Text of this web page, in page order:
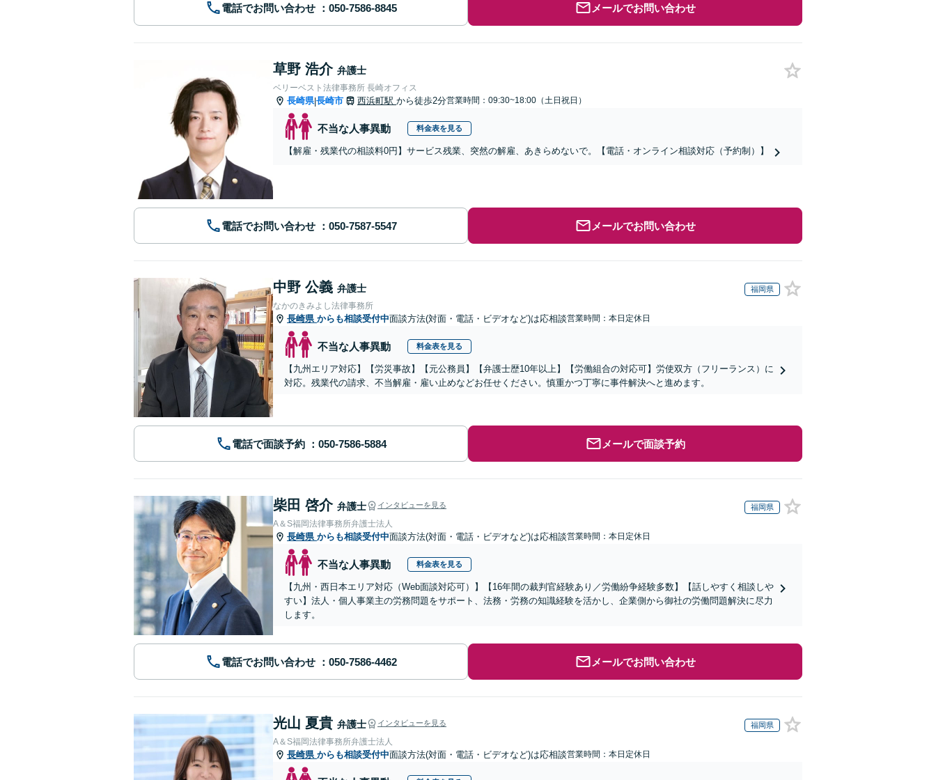
電話でお問い合わせ メールでお問い合わせ
草野 浩介 弁護士
ベリーベスト法律事務所 長崎オフィス
長崎県|長崎市 西浜町駅 から徒歩2分営業時間：09:30~18:00（土日祝日）
不当な人事異動 料金表を見る
【解雇・残業代の相談料0円】サービス残業、突然の解雇、あきらめないで。【電話・オンライン相談対応（予約制）】
電話でお問い合わせ メールでお問い合わせ
中野 公義 弁護士 福岡県
なかのきみよし法律事務所
長崎県 からも相談受付中面談方法(対面・電話・ビデオなど)は応相談営業時間：本日定休日
不当な人事異動 料金表を見る
【九州エリア対応】【労災事故】【元公務員】【弁護士歴10年以上】【労働組合の対応可】労使双方（フリーランス）に
対応。残業代の請求、不当解雇・雇い止めなどお任せください。慎重かつ丁寧に事件解決へと進めます。
電話で面談予約 メールで面談予約
柴田 啓介 弁護士 インタビューを見る 福岡県
A＆S福岡法律事務所弁護士法人
長崎県 からも相談受付中面談方法(対面・電話・ビデオなど)は応相談営業時間：本日定休日
不当な人事異動 料金表を見る
【九州・西日本エリア対応（Web面談対応可）】【16年間の裁判官経験あり／労働紛争経験多数】【話しやすく相談しや
すい】法人・個人事業主の労務問題をサポート、法務・労務の知識経験を活かし、企業側から御社の労働問題解決に尽力
します。
電話でお問い合わせ メールでお問い合わせ
光山 夏貴 弁護士 インタビューを見る 福岡県
A＆S福岡法律事務所弁護士法人
長崎県 からも相談受付中面談方法(対面・電話・ビデオなど)は応相談営業時間：本日定休日